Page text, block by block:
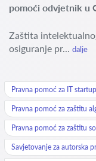
pomoći odvjetnik u
Zaštita
osiguranje pr... dalje
Pravna pomoć za IT
Pravna pomoć za zaštitu
Pravna pomoć za zaštitu
Savjetovanje za autorska